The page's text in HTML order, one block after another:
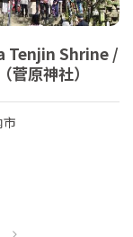
Tenjin Shrine /
菅原神社）